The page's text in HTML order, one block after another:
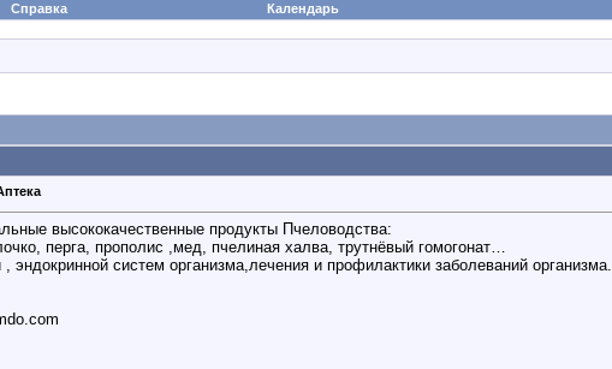
Справка Календарь
высококачественные продукты Пчеловодства:
перга, прополис ,мед, пчелиная халва, трутнёвый гомогонат…
эндокринной систем организма,лечения и профилактики заболеваний организма.